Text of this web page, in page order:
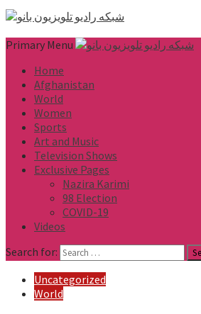
Primary Menu
Home
Afghanistan
World
Women
Sports
Art and Music
Television Shows
Exclusive Pages
Nazira Karimi
98 Election
COVID-19
Videos
Search for:
Uncategorized
World